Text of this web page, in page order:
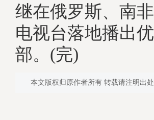
继在俄罗斯、南
电视台落地播出
部。(完)
本文版权归原作者所有 转载请注明出处